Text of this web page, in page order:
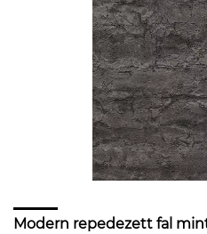
Modern repedezett fal